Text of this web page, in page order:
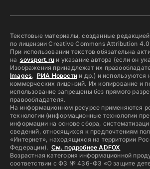
Текстовые материалы, созданные
по лицензии Creative Commons Attribution
При использовании текстов обязательна
на sovsport.ruи указание автора (если он
Изображения принадлежат их
Images, РИА Новости и др.) и используются
коммерческих лицензий. Их копирование и
использование запрещены без прямого
правообладателя.
На информационном ресурсе применяются
технологии (информационные технологии
информации на основе сбора,
сведений, относящихся к предпочтениям
«Интернет», находящихся на территории
Федерации). См. подробнее ADFOX
Возрастная категория информационной
соответствии с ФЗ № 436-ФЗ «О защите